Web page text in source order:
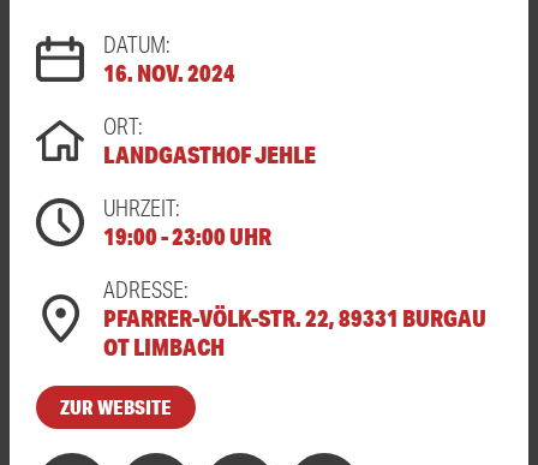
DATUM:
16. NOV. 2024
ORT:
LANDGASTHOF JEHLE
UHRZEIT:
19:00 - 23:00 UHR
ADRESSE:
PFARRER-VÖLK-STR. 22, 89331 BURGAU
OT LIMBACH
ZUR WEBSITE